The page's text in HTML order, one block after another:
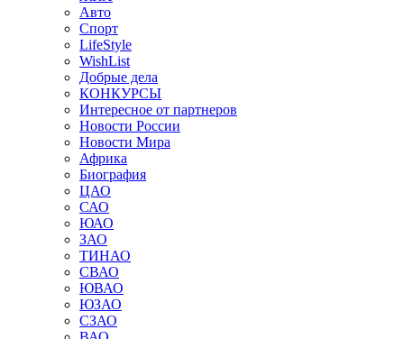
Авто
Спорт
LifeStyle
WishList
Добрые дела
КОНКУРСЫ
Интересное от партнеров
Новости России
Новости Мира
Африка
Биография
ЦАО
САО
ЮАО
ЗАО
ТИНАО
СВАО
ЮВАО
ЮЗАО
СЗАО